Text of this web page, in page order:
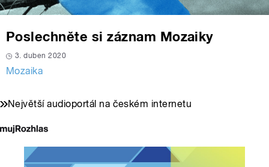
Poslechněte si záznam Mozaiky
3. duben 2020
Mozaika
Největší audioportál na českém internetu